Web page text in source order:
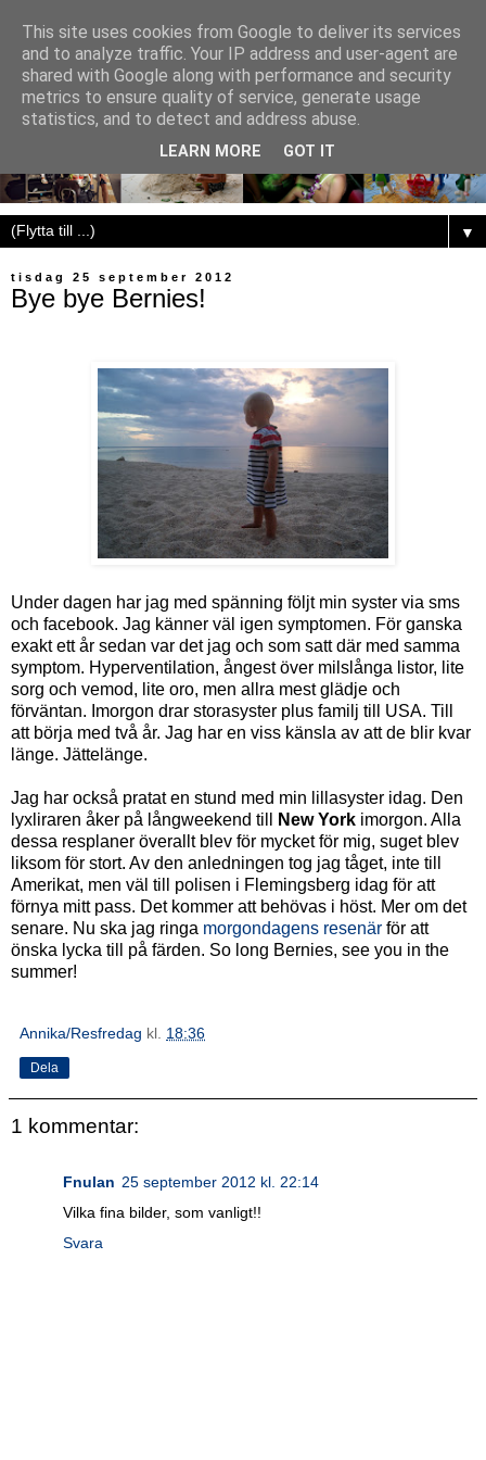
▼
tisdag 25 september 2012
Bye bye Bernies!
Under dagen har jag med spänning följt min syster via sms
och facebook. Jag känner väl igen symptomen. För ganska
exakt ett år sedan var det jag och som satt där med samma
symptom. Hyperventilation, ångest över milslånga listor, lite
sorg och vemod, lite oro, men allra mest glädje och
förväntan. Imorgon drar storasyster plus familj till USA. Till
att börja med två år. Jag har en viss känsla av att de blir kvar
länge. Jättelänge.
Jag har också pratat en stund med min lillasyster idag. Den
lyxliraren åker på långweekend till
New York imorgon. Alla
dessa resplaner överallt blev för mycket för mig, suget blev
liksom för stort. Av den anledningen tog jag tåget, inte till
Amerikat, men väl till polisen i Flemingsberg idag för att
förnya mitt pass. Det kommer att behövas i höst. Mer om det
senare. Nu ska jag ringa morgondagens resenär för att
önska lycka till på färden. So long Bernies, see you in the
summer!
Annika/Resfredag kl. 18:36
Dela
1 kommentar:
Fnulan 25 september 2012 kl. 22:14
Vilka fina bilder, som vanligt!!
Svara
This site uses cookies from Google to deliver its services
and to analyze traffic. Your IP address and user-agent are
shared with Google along with performance and security
metrics to ensure quality of service, generate usage
statistics, and to detect and address abuse.
LEARN MORE GOT IT